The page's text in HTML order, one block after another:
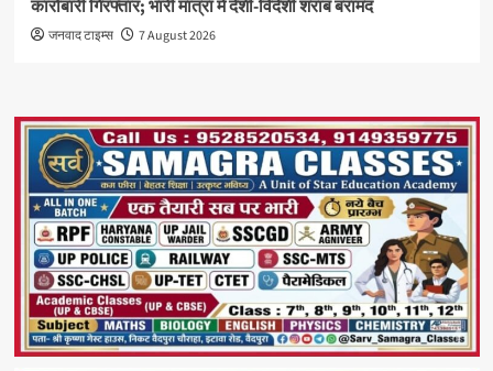
कारोबारी गिरफ्तार; भारी मात्रा में देशी-विदेशी शराब बरामद
जनवाद टाइम्स 7 August 2026